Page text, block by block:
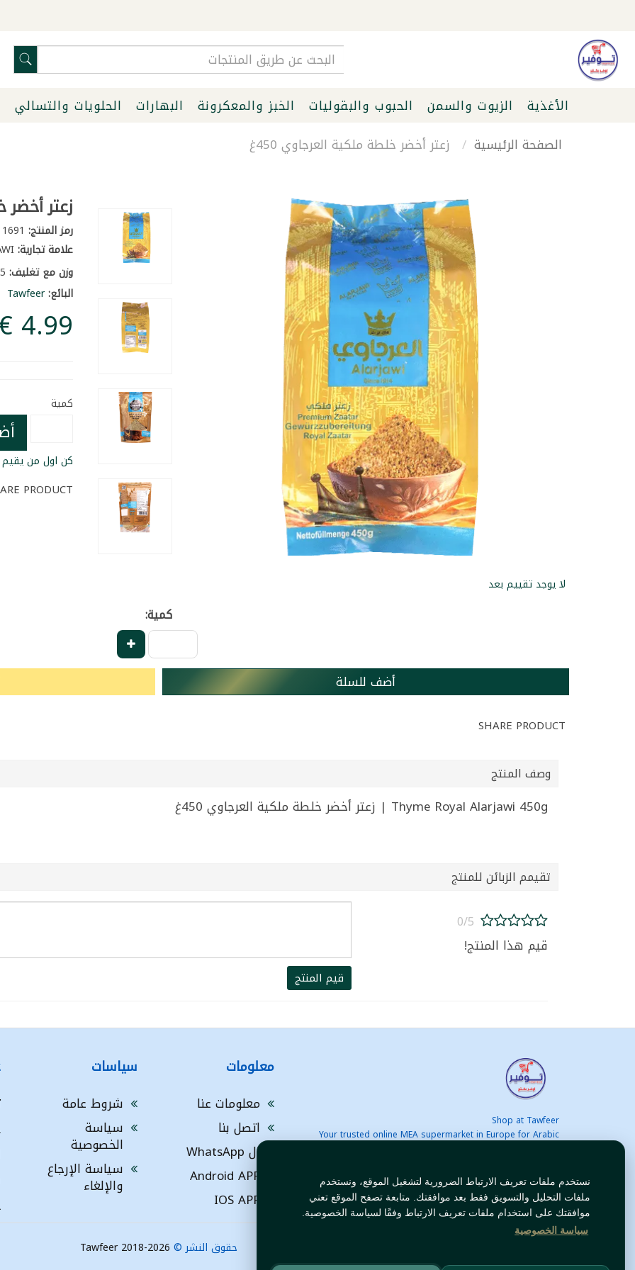
نستخدم ملفات تعريف الارتباط الضرورية لتشغيل الموقع، ونستخدم
ملفات التحليل والتسويق فقط بعد موافقتك. متابعة تصفح الموقع تعني
موافقتك على استخدام ملفات تعريف الارتباط وفقًا لسياسة الخصوصية.
سياسة الخصوصية
الأغذية الزيوت والسمن الحبوب والبقوليات الخبز والمعكرونة البهارات الحلويات والتسالي
الصفحة الرئيسية
زعتر أخضر خلطة ملكية العرجاوي 450غ
زعتر أخضر
رمز المنتج:1691
علامة تجارية:ALARJAWI
وزن مع تغليف:0.55 كغ
البائع:Tawfeer
كمية
كن اول من يقيم
PRODUCT
لا يوجد تقييم بعد
كمية:
أضف للسلة
SHARE PRODUCT
وصف المنتج
Thyme Royal Alarjawi 450g | زعتر أخضر خلطة ملكية العرجاوي 450غ
تقيمم الزبائن للمنتج
0/5
قيم هذا المنتج!
قيم المنتج
Shop at Tawfeer
Your trusted online MEA supermarket in Europe for Arabic
معلومات
معلومات عنا
اتصل بنا
ال WhatsApp
Android APP
IOS APP
سياسات
شروط عامة
سياسة
الخصوصية
سياسة الإرجاع
والإلغاء
حقوق النشر © Tawfeer 2018-2026